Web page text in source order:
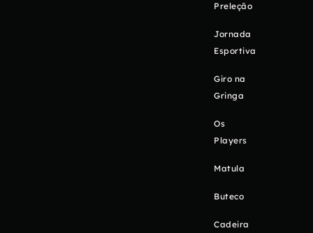
Preleção
Jornada
Esportiva
Giro na
Gringa
Os
Players
Matula
Buteco
Cadeira